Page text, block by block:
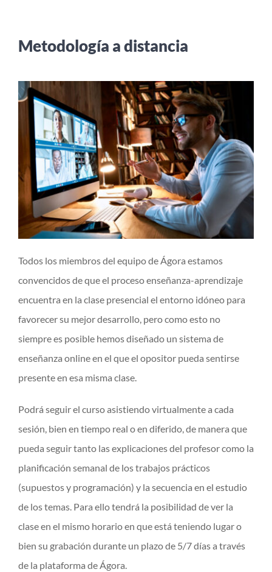
Metodología a distancia
Todos los miembros del equipo de Ágora estamos
convencidos de que el proceso enseñanza-aprendizaje
encuentra en la clase presencial el entorno idóneo para
favorecer su mejor desarrollo, pero como esto no
siempre es posible hemos diseñado un sistema de
enseñanza online en el que el opositor pueda sentirse
presente en esa misma clase.
Podrá seguir el curso asistiendo virtualmente a cada
sesión, bien en tiempo real o en diferido, de manera que
pueda seguir tanto las explicaciones del profesor como la
planificación semanal de los trabajos prácticos
(supuestos y programación) y la secuencia en el estudio
de los temas. Para ello tendrá la posibilidad de ver la
clase en el mismo horario en que está teniendo lugar o
bien su grabación durante un plazo de 5/7 días a través
de la plataforma de Ágora.